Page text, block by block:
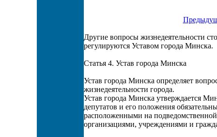
Другие вопросы жизнедеятельности
регулируются Уставом города Минска.
Статья 4. Устав города Минска
Устав города Минска определяет
жизнедеятельности города.
Устав города Минска утверждается
депутатов и его положения
расположенными на
организациями, учреждениями и